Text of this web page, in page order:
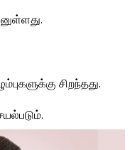
சிறந்தது.